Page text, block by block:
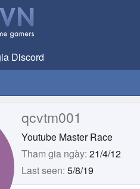
Discord
qcvtm001
Youtube Master Race
Tham gia ngày 21/4/12
Last seen 5/8/19